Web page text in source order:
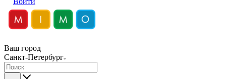
Ваш город
Санкт-Петербург